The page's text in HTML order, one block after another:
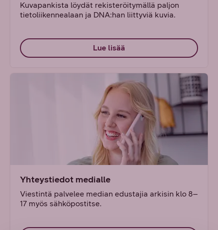
Kuvapankista löydät rekisteröitymällä paljon
tietoliikennealaan ja DNA:han liittyviä kuvia.
Lue lisää
Yhteystiedot medialle
Viestintä palvelee median edustajia arkisin klo 8–
17 myös sähköpostitse.